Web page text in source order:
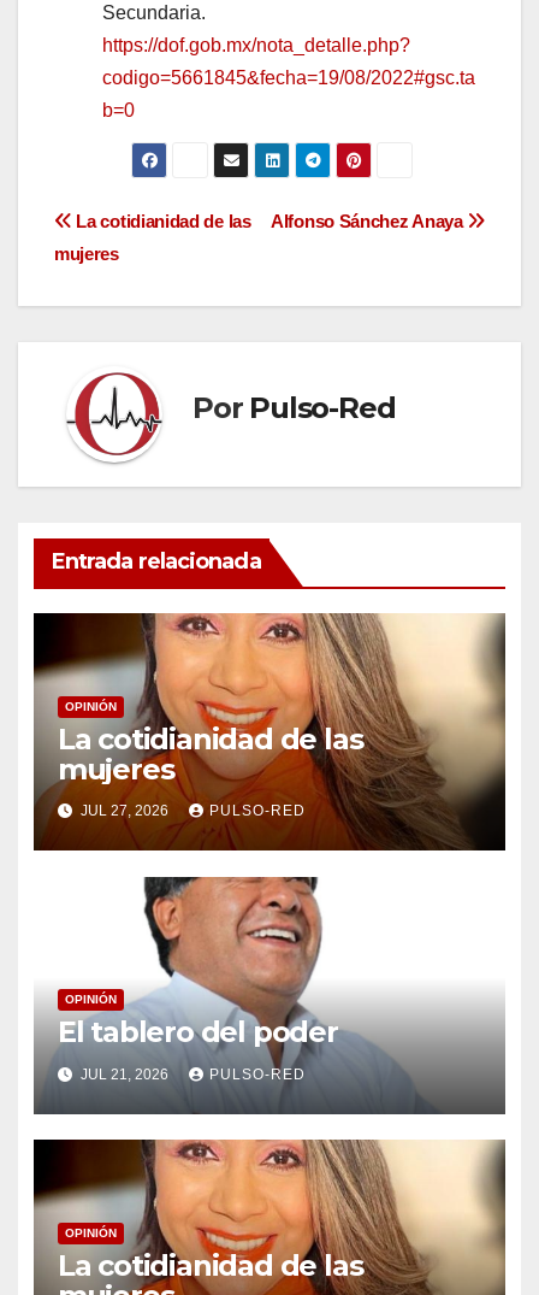
Secundaria.
https://dof.gob.mx/nota_detalle.php?
codigo=5661845&fecha=19/08/2022#gsc.ta
b=0
Navegación
de
Alfonso Sánchez Anaya
La cotidianidad de las
mujeres
Por Pulso-Red
Entrada relacionada
OPINIÓN
La cotidianidad de las
mujeres
JUL 27, 2026 PULSO-RED
OPINIÓN
El tablero del poder
JUL 21, 2026 PULSO-RED
OPINIÓN
La cotidianidad de las